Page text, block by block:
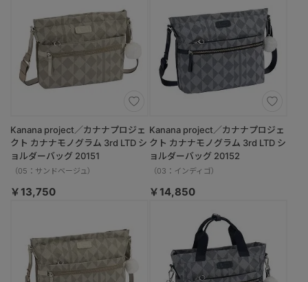
Kanana project／カナナプロジェ
クト カナナモノグラム 3rd LTD シ
ョルダーバッグ 20151
（05：サンドベージュ）
￥13,750
Kanana project／カナナプロジェ
クト カナナモノグラム 3rd LTD シ
ョルダーバッグ 20152
（03：インディゴ）
￥14,850